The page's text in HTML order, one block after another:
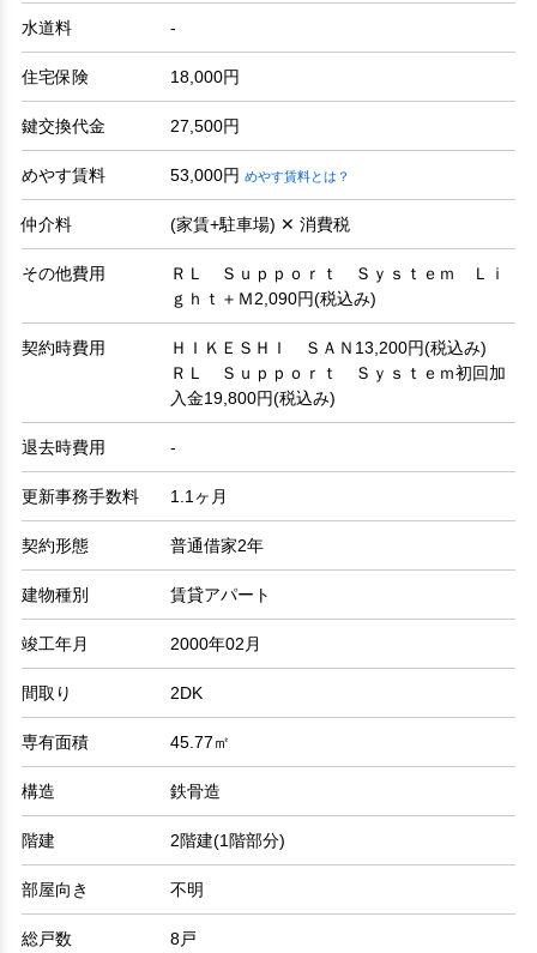
水道料 -
住宅保険 18,000円
鍵交換代金 27,500円
めやす賃料 53,000円 めやす賃料とは？
仲介料 (家賃+駐車場) ✕ 消費税
その他費用
ＲＬ Ｓｕｐｐｏｒｔ Ｓｙｓｔｅｍ Ｌｉ
ｇｈｔ＋Ｍ2,090円(税込み)
契約時費用
ＨＩＫＥＳＨＩ ＳＡＮ13,200円(税込み)
ＲＬ Ｓｕｐｐｏｒｔ Ｓｙｓｔｅｍ初回加
入金19,800円(税込み)
退去時費用 -
更新事務手数料 1.1ヶ月
契約形態 普通借家2年
建物種別 賃貸アパート
竣工年月 2000年02月
間取り 2DK
専有面積 45.77㎡
構造 鉄骨造
階建 2階建(1階部分)
部屋向き 不明
総戸数 8戸